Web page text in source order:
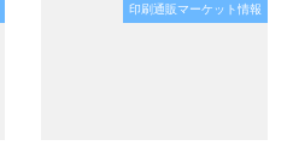
印刷通販マーケット情報